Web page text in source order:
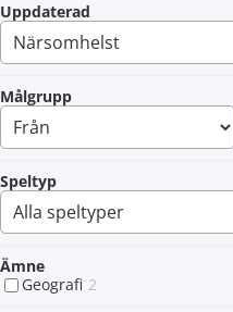
Uppdaterad
Målgrupp
Speltyp
Ämne
Geografi 2